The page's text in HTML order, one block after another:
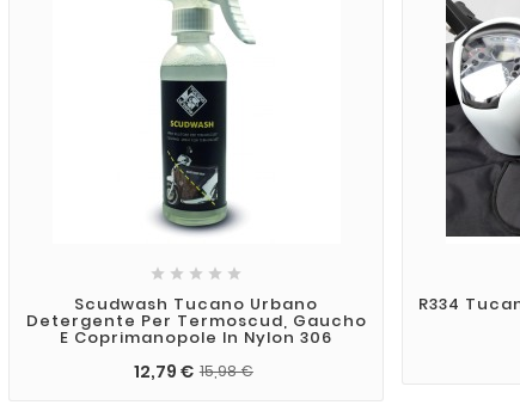
    
Scudwash Tucano Urbano
Detergente Per Termoscud, Gaucho
E Coprimanopole In Nylon 306
12,79 € 15,98 €
R334